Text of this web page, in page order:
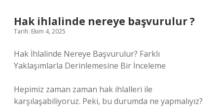
Hak ihlalinde nereye başvurulur ?
Tarih: Ekim 4, 2025
Hak İhlalinde Nereye Başvurulur? Farklı
Yaklaşımlarla Derinlemesine Bir İnceleme
Hepimiz zaman zaman hak ihlalleri ile
karşılaşabiliyoruz. Peki, bu durumda ne yapmalıyız?